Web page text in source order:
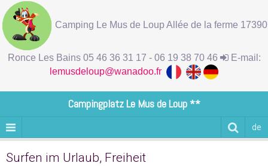
Camping Le Mus de Loup Allée de la ferme 17390
Ronce Les Bains 05 46 36 31 17 - 06 19 38 70 46
E-mail:
lemusdeloup@wanadoo.fr
Campingplatz Le Mus de Loup **
de
Surfen im Urlaub, Freiheit